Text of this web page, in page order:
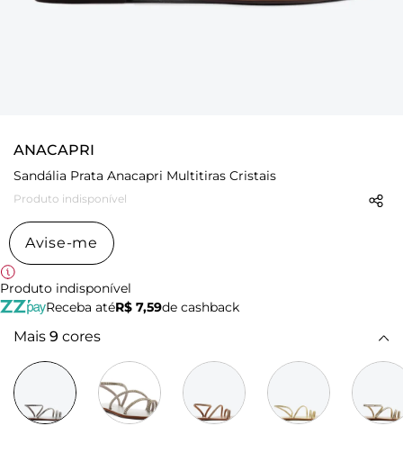
ANACAPRI
Sandália Prata Anacapri Multitiras Cristais
Produto indisponível
Avise-me
Produto indisponível
Receba atéR$ 7,59de cashback
Mais 9 cores